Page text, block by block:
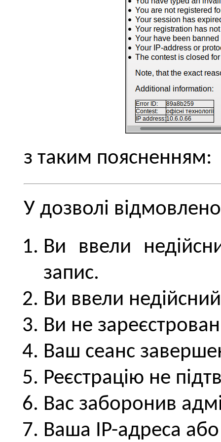
з таким поясненням:
У дозволі
Ви ввели
запис.
Ви ввели
Ви не
Ваш сеанс
Реєстрацію не
Вас заборонив
Ваша IP-адреса